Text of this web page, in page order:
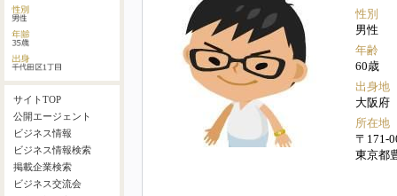
サイトTOP
公開エージェント
ビジネス情報
ビジネス情報検索
掲載企業検索
ビジネス交流会
性別
男性
年齢
60歳
出身地
大阪府
所在地
〒171-
東京都